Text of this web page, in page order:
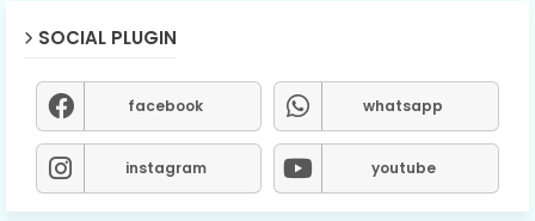
SOCIAL PLUGIN
facebook whatsapp
instagram youtube